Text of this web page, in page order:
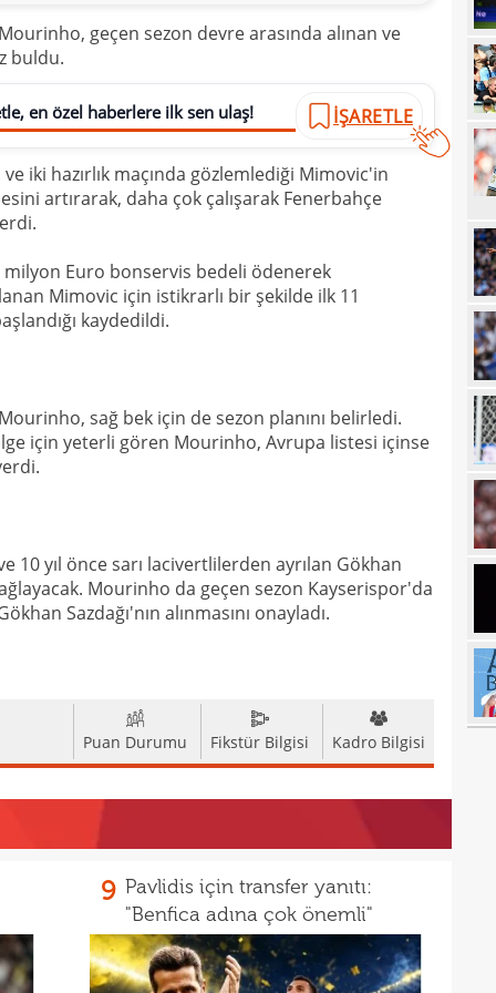
geçen sezon devre arasında alınan ve
buldu.
en özel haberlere ilk sen ulaş! İŞARETLE
iki hazırlık maçında gözlemlediği Mimovic'in
artırarak, daha çok çalışarak Fenerbahçe
milyon Euro bonservis bedeli ödenerek
Mimovic için istikrarlı bir şekilde ilk 11
kaydedildi.
sağ bek için de sezon planını belirledi.
için yeterli gören Mourinho, Avrupa listesi içinse
10 yıl önce sarı lacivertlilerden ayrılan Gökhan
Mourinho da geçen sezon Kayserispor'da
Sazdağı'nın alınmasını onayladı.
Puan Durumu Fikstür Bilgisi Kadro Bilgisi
9 Pavlidis için transfer yanıtı:
"Benfica adına çok önemli"